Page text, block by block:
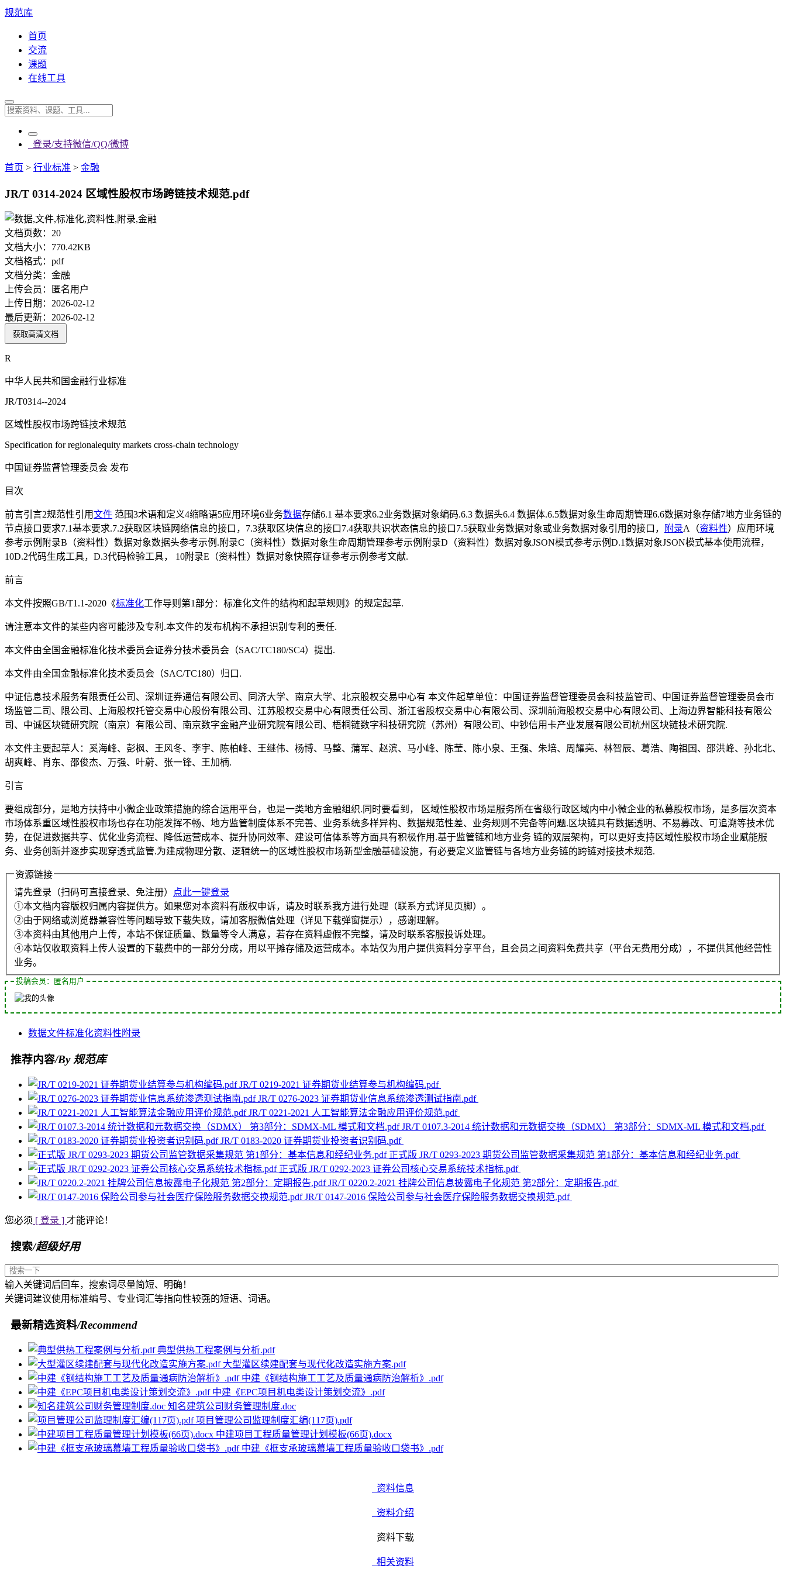
规范库
首页
交流
课题
在线工具
登录/支持微信/QQ/微博
首页 > 行业标准 > 金融
JR/T 0314-2024 区域性股权市场跨链技术规范.pdf
文档页数： 20
文档大小： 770.42KB
文档格式： pdf
文档分类： 金融
上传会员：
匿名用户
上传日期： 2026-02-12
最后更新： 2026-02-12
获取高清文档
R
中华人民共和国金融行业标准
JR/T0314--2024
区域性股权市场跨链技术规范
Specification for regionalequity markets cross-chain technology
中国证券监督管理委员会 发布
目次
前言引言2规范性引用文件 范围3术语和定义4缩略语5应用环境6业务数据存储6.1 基本要求6.2业务数据对象编码.6.3 数据头6.4 数据体.6.5数据对象生命周期管理6.6数据对象存储7地方业务链的
节点接口要求7.1基本要求.7.2获取区块链网络信息的接口，7.3获取区块信息的接口7.4获取共识状态信息的接口7.5获取业务数据对象或业务数据对象引用的接口，
附录A（资料性）应用环境
参考示例附录B（资料性）数据对象数据头参考示例.附录C（资料性）数据对象生命周期管理参考示例附录D（资料性）数据对象JSON模式参考示例D.1数据对象JSON模式基本使用流程，
10D.2代码生成工具，D.3代码检验工具， 10附录E（资料性）数据对象快照存证参考示例参考文献.
前言
本文件按照GB/T1.1-2020《标准化工作导则第1部分：标准化文件的结构和起草规则》的规定起草.
请注意本文件的某些内容可能涉及专利.本文件的发布机构不承担识别专利的责任.
本文件由全国金融标准化技术委员会证券分技术委员会（SAC/TC180/SC4）提出.
本文件由全国金融标准化技术委员会（SAC/TC180）归口.
中证信息技术服务有限责任公司、深圳证券通信有限公司、同济大学、南京大学、北京股权交易中心有 本文件起草单位：中国证券监督管理委员会科技监管司、中国证券监督管理委员会市
场监管二司、限公司、上海股权托管交易中心股份有限公司、江苏股权交易中心有限责任公司、浙江省股权交易中心有限公司、深圳前海股权交易中心有限公司、上海边界智能科技有限公
司、中诚区块链研究院（南京）有限公司、南京数字金融产业研究院有限公司、梧桐链数字科技研究院（苏州）有限公司、中钞信用卡产业发展有限公司杭州区块链技术研究院.
本文件主要起草人：奚海峰、彭枫、王风冬、李宇、陈柏峰、王继伟、杨博、马整、蒲军、赵滨、马小峰、陈莹、陈小泉、王强、朱培、周耀亮、林智辰、葛浩、陶祖国、邵洪峰、孙北北、
胡爽峰、肖东、邵俊杰、万强、叶蔚、张一锋、王加楠.
引言
要组成部分，是地方扶持中小微企业政策措施的综合运用平台，也是一类地方金融组织.同时要看到， 区域性股权市场是服务所在省级行政区域内中小微企业的私募股权市场，是多层次资本
市场体系重区域性股权市场也存在功能发挥不畅、地方监管制度体系不完善、业务系统多样异构、数据规范性差、业务规则不完备等问题.区块链具有数据透明、不易募改、可追溯等技术优
势，在促进数据共享、优化业务流程、降低运营成本、提升协同效率、建设可信体系等方面具有积极作用.基于监管链和地方业务 链的双层架构，可以更好支持区域性股权市场企业赋能服
务、业务创新并逐步实现穿透式监管.为建成物理分散、逻辑统一的区域性股权市场新型金融基础设施，有必要定义监管链与各地方业务链的跨链对接技术规范.
资源链接
请先登录（扫码可直接登录、免注册）
点此一键登录
①本文档内容版权归属内容提供方。如果您对本资料有版权申诉，请及时联系我方进行处理（联系方式详见页脚）。
②由于网络或浏览器兼容性等问题导致下载失败，请加客服微信处理（详见下载弹窗提示），感谢理解。
③本资料由其他用户上传，本站不保证质量、数量等令人满意，若存在资料虚假不完整，请及时联系客服投诉处理。
④本站仅收取资料上传人设置的下载费中的一部分分成，用以平摊存储及运营成本。本站仅为用户提供资料分享平台，且会员之间资料免费共享（平台无费用分成），不提供其他经营性
业务。
投稿会员：匿名用户
数据文件标准化资料性 附录
推荐内容/By 规范库
JR/T 0219-2021 证券期货业结算参与机构编码.pdf
JR/T 0276-2023 证券期货业信息系统渗透测试指南.pdf
JR/T 0221-2021 人工智能算法金融应用评价规范.pdf
JR/T 0107.3-2014 统计数据和元数据交换（SDMX） 第3部分：SDMX-ML 模式和文档.pdf
JR/T 0183-2020 证券期货业投资者识别码.pdf
正式版 JR/T 0293-2023 期货公司监管数据采集规范 第1部分：基本信息和经纪业务.pdf
正式版 JR/T 0292-2023 证券公司核心交易系统技术指标.pdf
JR/T 0220.2-2021 挂牌公司信息披露电子化规范 第2部分：定期报告.pdf
JR/T 0147-2016 保险公司参与社会医疗保险服务数据交换规范.pdf
您必须 [ 登录 ] 才能评论！
搜索/超级好用
输入关键词后回车，搜索词尽量简短、明确！
关键词建议使用标准编号、专业词汇等指向性较强的短语、词语。
最新精选资料/Recommend
典型供热工程案例与分析.pdf
大型灌区续建配套与现代化改造实施方案.pdf
中建《钢结构施工工艺及质量通病防治解析》.pdf
中建《EPC项目机电类设计策划交流》.pdf
知名建筑公司财务管理制度.doc
项目管理公司监理制度汇编(117页).pdf
中建项目工程质量管理计划模板(66页).docx
中建《框支承玻璃幕墙工程质量验收口袋书》.pdf
资料信息
资料介绍
资料下载
相关资料